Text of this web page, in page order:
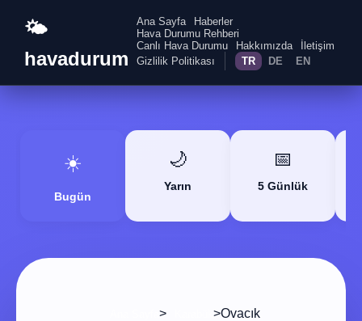
🌤️
havadurum
Ana Sayfa
Haberler
Hava Durumu Rehberi
Canlı Hava Durumu
Hakkımızda
İletişim
Gizlilik Politikası
TR DE EN
☀️
Bugün
🌙
Yarın
📅
5 Günlük
> >Ovacık